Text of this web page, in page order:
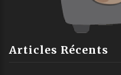
Articles Récents